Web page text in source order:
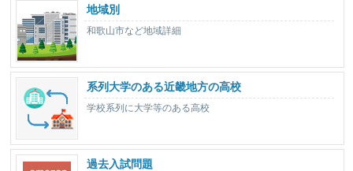
地域別
和歌山市など地域詳細
系列大学のある近畿地方の高校
学校系列に大学等のある高校
過去入試問題